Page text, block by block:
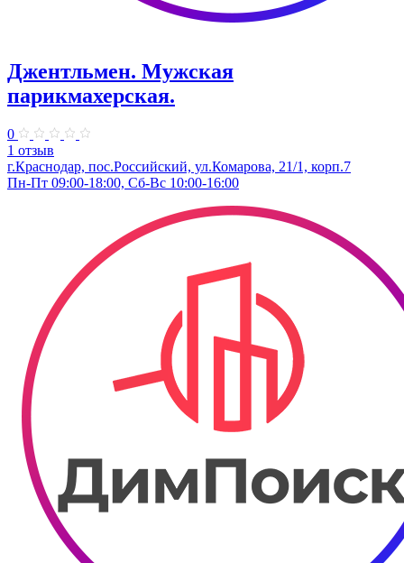
Джентльмен. Мужская
парикмахерская.
0
1 отзыв
г.Краснодар, пос.Российский, ул.Комарова, 21/1, корп.7
Пн-Пт 09:00-18:00, Сб-Вс 10:00-16:00